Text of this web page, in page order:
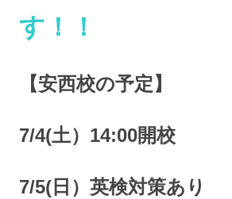
す！！
【安西校の予定】
7/4(土）14:00開校
7/5(日）英検対策あり